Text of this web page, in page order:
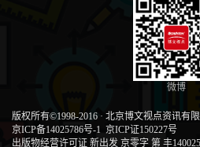
微博
版权所有©1998-2016 · 北京博文视点资讯有限
京ICP备14025786号-1 京ICP证150227号
出版物经营许可证 新出发 京零字 第 丰